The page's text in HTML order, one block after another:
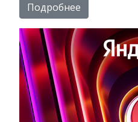
Подробнее